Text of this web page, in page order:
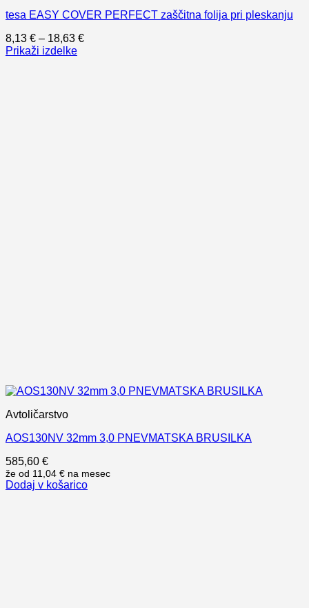
tesa EASY COVER PERFECT zaščitna folija pri pleskanju
8,13 € – 18,63 €Cenovni
Prikaži izdelke
Avtoličarstvo
AOS130NV 32mm 3,0 PNEVMATSKA BRUSILKA
585,60 €
že od 11,04 € na mesec
Dodaj v košarico